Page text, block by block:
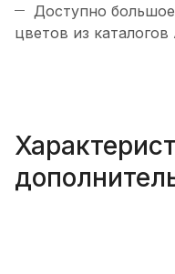
Доступно
цветов из